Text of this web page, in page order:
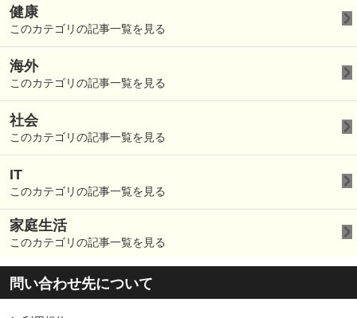
健康
このカテゴリの記事一覧を見る
海外
このカテゴリの記事一覧を見る
社会
このカテゴリの記事一覧を見る
IT
このカテゴリの記事一覧を見る
家庭生活
このカテゴリの記事一覧を見る
問い合わせ先について